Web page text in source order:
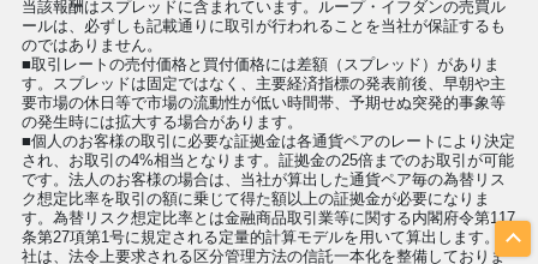
当該報酬はスプレッドに含まれています。ループ・イフダンの売買ル
ールは、必ずしも記載通りに取引が行われることを当社が保証するも
のではありません。
■取引レートの売付価格と買付価格には差額（スプレッド）がありま
す。スプレッドは固定ではなく、主要経済指標の発表前後、早朝や主
要市場の休日等で市場の流動性が低い時間帯、予期せぬ突発的事象等
の発生時には拡大する場合があります。
■個人のお客様の取引に必要な証拠金は各通貨ペアのレートにより決定
され、お取引の4%相当となります。証拠金の25倍までのお取引が可能
です。法人のお客様の場合は、当社が算出した通貨ペア毎の為替リス
ク想定比率を取引の額に乗じて得た額以上の証拠金が必要になりま
す。為替リスク想定比率とは金融商品取引業等に関する内閣府令第117
条第27項第1号に規定される定量的計算モデルを用いて算出します。当
社は、法令上要求される区分管理方法の信託一本化を整備しておりま